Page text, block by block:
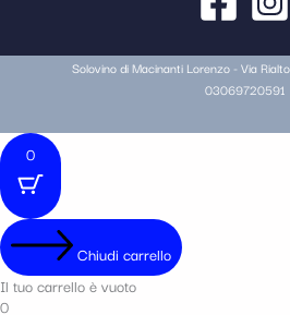
Solovino di Macinanti Lorenzo - Via
03069720591
0
Chiudi carrello
Il tuo carrello è vuoto
0